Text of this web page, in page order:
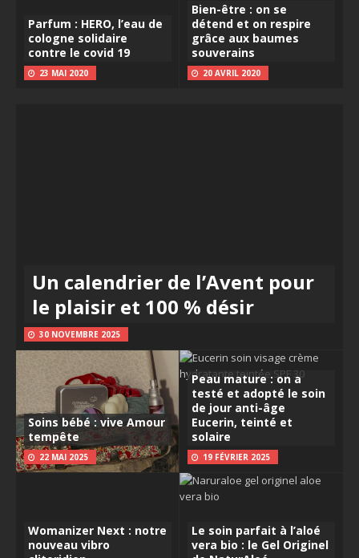
Parfum : HERO, l’eau de
cologne solidaire
contre le covid 19
23 MAI 2020
Bien-être : on se
détend et on respire
grâce aux baumes
souverains
20 AVRIL 2020
Un calendrier de l’Avent pour
le plaisir et 100 % désir
30 NOVEMBRE 2025
Soins bébé : vive Amour
tempête
22 MAI 2025
Peau mature : on a
testé et adopté le soin
de jour anti-âge
Eucerin, teinté et
solaire
19 FÉVRIER 2025
Womanizer Next : notre
nouveau vibro
Le soin parfait à l’aloé
vera bio : le Gel Originel